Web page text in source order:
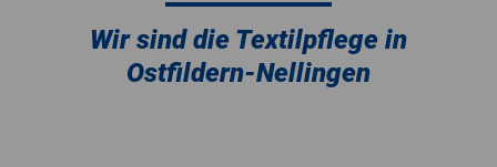
Wir sind die Textilpflege in
Ostfildern-Nellingen